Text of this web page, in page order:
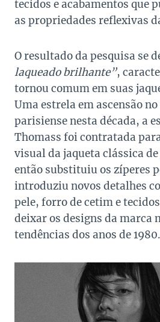
tecidos e acabamentos que
as propriedades reflexivas
O resultado da pesquisa se
laqueado brilhante”,
tornou comum em suas
Uma estrela em ascensão
parisiense nesta década, a
Thomass foi contratada
visual da jaqueta clássica
então substituiu os zíperes
introduziu novos detalhes
pele, forro de cetim e
deixar os designs da marca
tendências dos anos de 1980.